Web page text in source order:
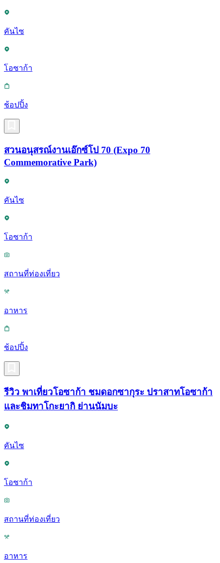
คันไซ
โอซาก้า
ช้อปปิ้ง
สวนอนุสรณ์งานเอ๊กซ์โป 70 (Expo 70
Commemorative Park)
คันไซ
โอซาก้า
สถานที่ท่องเที่ยว
อาหาร
ช้อปปิ้ง
รีวิว พาเที่ยวโอซาก้า ชมดอกซากุระ ปราสาทโอซาก้า
และชิมทาโกะยากิ ย่านนัมบะ
คันไซ
โอซาก้า
สถานที่ท่องเที่ยว
อาหาร